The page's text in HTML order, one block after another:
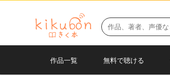
作品一覧 無料で聴ける